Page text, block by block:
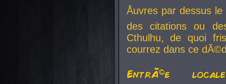
Åuvres par dessus
des citations ou
Cthulhu, de quoi
courrez dans ce
EntrÃ©e